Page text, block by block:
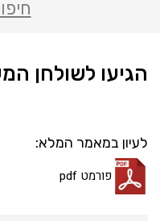
הגיעו לשולחן
לעיון במאמר המלא:
פורמט pdf